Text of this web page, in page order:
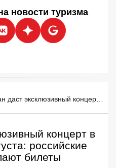
новости туризма
концерт в
российские
билеты